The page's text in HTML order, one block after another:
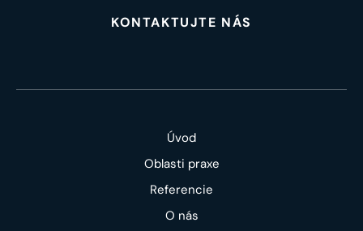
KONTAKTUJTE NÁS
Úvod
Oblasti praxe
Referencie
O nás